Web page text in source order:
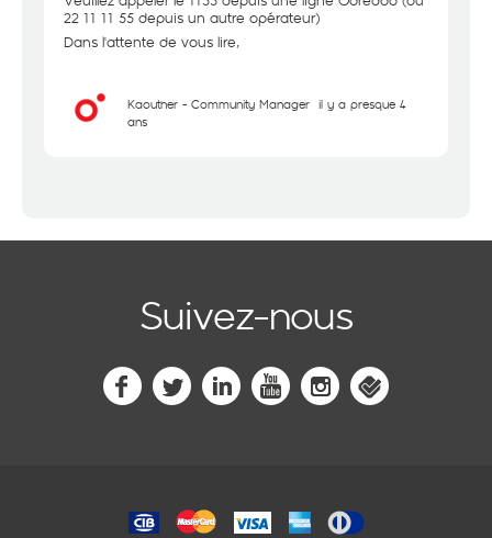
22 11 11 55 depuis un autre opérateur)
Dans l'attente de vous lire,
Kaouther - Community Manager il y a presque 4
ans
Suivez-nous